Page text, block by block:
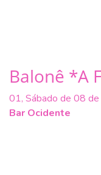
Balonê *A
01, Sábado de 08
Bar Ocidente